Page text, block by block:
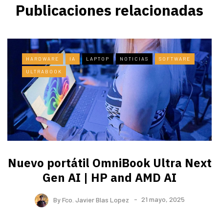
Publicaciones relacionadas
HARDWARE IA LAPTOP NOTICIAS SOFTWARE
ULTRABOOK
Nuevo portátil OmniBook Ultra ​Next
Gen AI | HP and AMD AI
ByFco. Javier Blas Lopez 21 mayo, 2025